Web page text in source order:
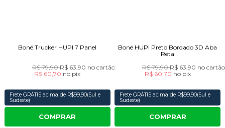
Boné Trucker HUPI 7 Panel
R$ 79,90R$ 63,90 no cartão
R$ 60,70 no pix
Frete GRÁTIS acima de R$99,90(Sul e
Sudeste)
COMPRAR
Boné HUPI Preto Bordado 3D Aba
Reta
R$ 79,90R$ 63,90 no cartão
R$ 60,70 no pix
Frete GRÁTIS acima de R$99,90(Sul e
Sudeste)
COMPRAR